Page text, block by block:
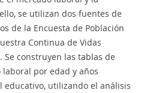
se utilizan dos fuentes de
de la Encuesta de Población
Continua de Vidas
Se construyen las tablas de
por edad y años
educativo, utilizando el análisis